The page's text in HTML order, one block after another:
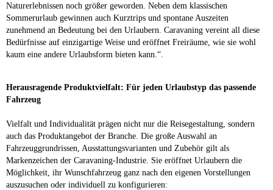
Naturerlebnissen noch größer geworden. Neben dem klassischen
Sommerurlaub gewinnen auch Kurztrips und spontane Auszeiten
zunehmend an Bedeutung bei den Urlaubern. Caravaning vereint all diese
Bedürfnisse auf einzigartige Weise und eröffnet Freiräume, wie sie wohl
kaum eine andere Urlaubsform bieten kann.“.
Herausragende Produktvielfalt: Für jeden Urlaubstyp das passende
Fahrzeug
Vielfalt und Individualität prägen nicht nur die Reisegestaltung, sondern
auch das Produktangebot der Branche. Die große Auswahl an
Fahrzeuggrundrissen, Ausstattungsvarianten und Zubehör gilt als
Markenzeichen der Caravaning-Industrie. Sie eröffnet Urlaubern die
Möglichkeit, ihr Wunschfahrzeug ganz nach den eigenen Vorstellungen
auszusuchen oder individuell zu konfigurieren: